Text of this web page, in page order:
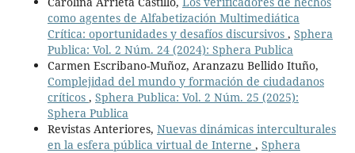
como agentes de Alfabetización Multimediática
Crítica: oportunidades y desafíos discursivos , Sphera
Publica: Vol. 2 Núm. 24 (2024): Sphera Publica
Carmen Escribano-Muñoz, Aranzazu Bellido Ituño,
Complejidad del mundo y formación de ciudadanos
críticos , Sphera Publica: Vol. 2 Núm. 25 (2025):
Sphera Publica
Revistas Anteriores, Nuevas dinámicas interculturales
en la esfera pública virtual de Interne , Sphera